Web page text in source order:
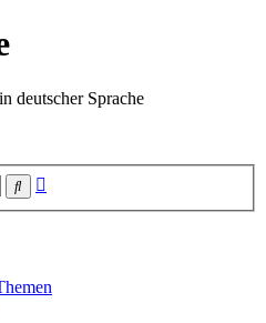
deutscher Sprache
Suche